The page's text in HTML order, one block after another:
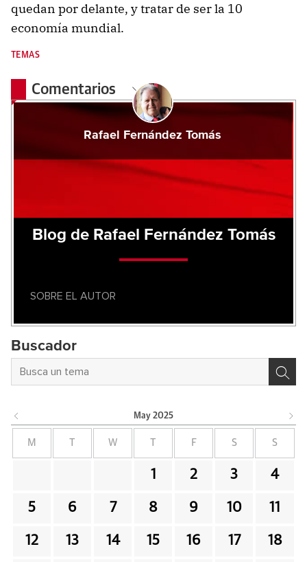
quedan por delante, y tratar de ser la 10
economía mundial.
TEMAS
Comentarios
Rafael Fernández Tomás
Blog de Rafael Fernández Tomás
SOBRE EL AUTOR
Buscador
May 2025
M W F S S
1 2 3 4
5 6 7 8 9 10 11
12 13 14 15 16 17 18